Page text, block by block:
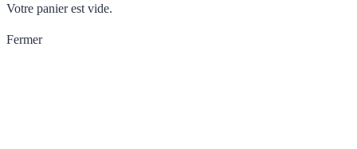
Votre panier est vide.
Fermer